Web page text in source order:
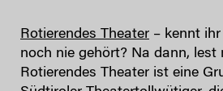
Rotierendes Theater – kennt
noch nie gehört? Na dann, lest
Rotierendes Theater ist eine